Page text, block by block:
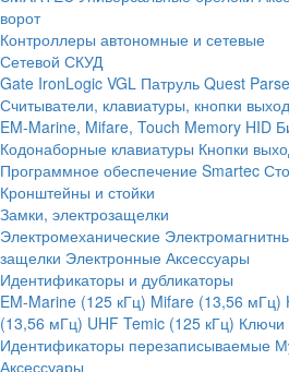
ворот
Контроллеры автономные и сетевые
Сетевой СКУД
Gate IronLogic VGL Патруль Quest
Считыватели, клавиатуры, кнопки
EM-Marine, Mifare, Touch Memory HID
Кодонаборные клавиатуры Кнопки
Программное обеспечение Smartec
Кронштейны и стойки
Замки, электрозащелки
Электромеханические
защелки Электронные Аксессуары
Идентификаторы и дубликаторы
EM-Marine (125 кГц) Mifare (13,56 мГц)
(13,56 мГц) UHF Temic (125 кГц) Ключи
Идентификаторы перезаписываемые
Аксессуары